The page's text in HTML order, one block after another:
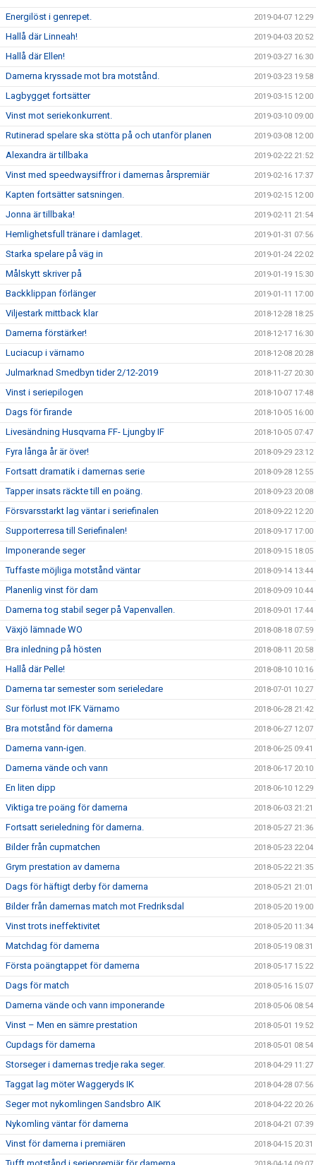
Energilöst i genrepet. 2019-04-07 12:29
Hallå där Linneah! 2019-04-03 20:52
Hallå där Ellen! 2019-03-27 16:30
Damerna kryssade mot bra motstånd. 2019-03-23 19:58
Lagbygget fortsätter 2019-03-15 12:00
Vinst mot seriekonkurrent. 2019-03-10 09:00
Rutinerad spelare ska stötta på och utanför planen 2019-03-08 12:00
Alexandra är tillbaka 2019-02-22 21:52
Vinst med speedwaysiffror i damernas årspremiär 2019-02-16 17:37
Kapten fortsätter satsningen. 2019-02-15 12:00
Jonna är tillbaka! 2019-02-11 21:54
Hemlighetsfull tränare i damlaget. 2019-01-31 07:56
Starka spelare på väg in 2019-01-24 22:02
Målskytt skriver på 2019-01-19 15:30
Backklippan förlänger 2019-01-11 17:00
Viljestark mittback klar 2018-12-28 18:25
Damerna förstärker! 2018-12-17 16:30
Luciacup i värnamo 2018-12-08 20:28
Julmarknad Smedbyn tider 2/12-2019 2018-11-27 20:30
Vinst i seriepilogen 2018-10-07 17:48
Dags för firande 2018-10-05 16:00
Livesändning Husqvarna FF- Ljungby IF 2018-10-05 07:47
Fyra långa år är över! 2018-09-29 23:12
Fortsatt dramatik i damernas serie 2018-09-28 12:55
Tapper insats räckte till en poäng. 2018-09-23 20:08
Försvarsstarkt lag väntar i seriefinalen 2018-09-22 12:20
Supporterresa till Seriefinalen! 2018-09-17 17:00
Imponerande seger 2018-09-15 18:05
Tuffaste möjliga motstånd väntar 2018-09-14 13:44
Planenlig vinst för dam 2018-09-09 10:44
Damerna tog stabil seger på Vapenvallen. 2018-09-01 17:44
Växjö lämnade WO 2018-08-18 07:59
Bra inledning på hösten 2018-08-11 20:58
Hallå där Pelle! 2018-08-10 10:16
Damerna tar semester som serieledare 2018-07-01 10:27
Sur förlust mot IFK Värnamo 2018-06-28 21:42
Bra motstånd för damerna 2018-06-27 12:07
Damerna vann-igen. 2018-06-25 09:41
Damerna vände och vann 2018-06-17 20:10
En liten dipp 2018-06-10 12:29
Viktiga tre poäng för damerna 2018-06-03 21:21
Fortsatt serieledning för damerna. 2018-05-27 21:36
Bilder från cupmatchen 2018-05-23 22:04
Grym prestation av damerna 2018-05-22 21:35
Dags för häftigt derby för damerna 2018-05-21 21:01
Bilder från damernas match mot Fredriksdal 2018-05-20 19:00
Vinst trots ineffektivitet 2018-05-20 11:34
Matchdag för damerna 2018-05-19 08:31
Första poängtappet för damerna 2018-05-17 15:22
Dags för match 2018-05-16 15:07
Damerna vände och vann imponerande 2018-05-06 08:54
Vinst – Men en sämre prestation 2018-05-01 19:52
Cupdags för damerna 2018-05-01 08:54
Storseger i damernas tredje raka seger. 2018-04-29 11:27
Taggat lag möter Waggeryds IK 2018-04-28 07:56
Seger mot nykomlingen Sandsbro AIK 2018-04-22 20:26
Nykomling väntar för damerna 2018-04-21 07:39
Vinst för damerna i premiären 2018-04-15 20:31